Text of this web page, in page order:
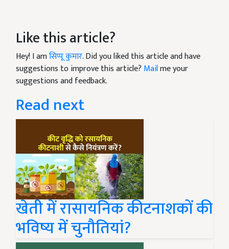
Like this article?
Hey! I amसिप्पू कुमार. Did you liked this article and have
suggestions to improve this article? Mailme your
suggestions and feedback.
Read next
खेती में रासायनिक कीटनाशकों की
भविष्य में चुनौतियां?